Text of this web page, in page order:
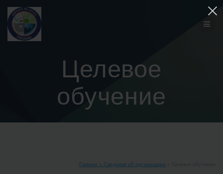
Целевое
обучение
Главная > Сведения об организации